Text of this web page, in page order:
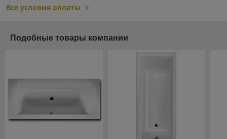
Все условия оплаты
Подобные товары компании